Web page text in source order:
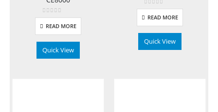
0out of 5
READ MORE
Quick View
0out of 5
READ MORE
Quick View